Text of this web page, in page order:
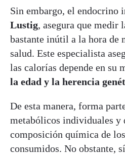
Sin embargo, el endocrino
Lustig, asegura que medir
bastante inútil a la hora de
salud. Este especialista
las calorías depende en su
la edad y la herencia
De esta manera, forma
metabólicos individuales y
composición química de
consumidos. No obstante,